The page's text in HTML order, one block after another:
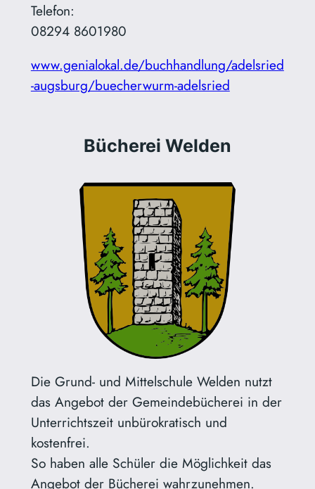
Telefon:
08294 8601980
www.genialokal.de/buchhandlung/adelsried
-augsburg/buecherwurm-adelsried
Bücherei Welden
Die Grund- und Mittelschule Welden nutzt
das Angebot der Gemeindebücherei in der
Unterrichtszeit unbürokratisch und
kostenfrei.
So haben alle Schüler die Möglichkeit das
Angebot der Bücherei wahrzunehmen.